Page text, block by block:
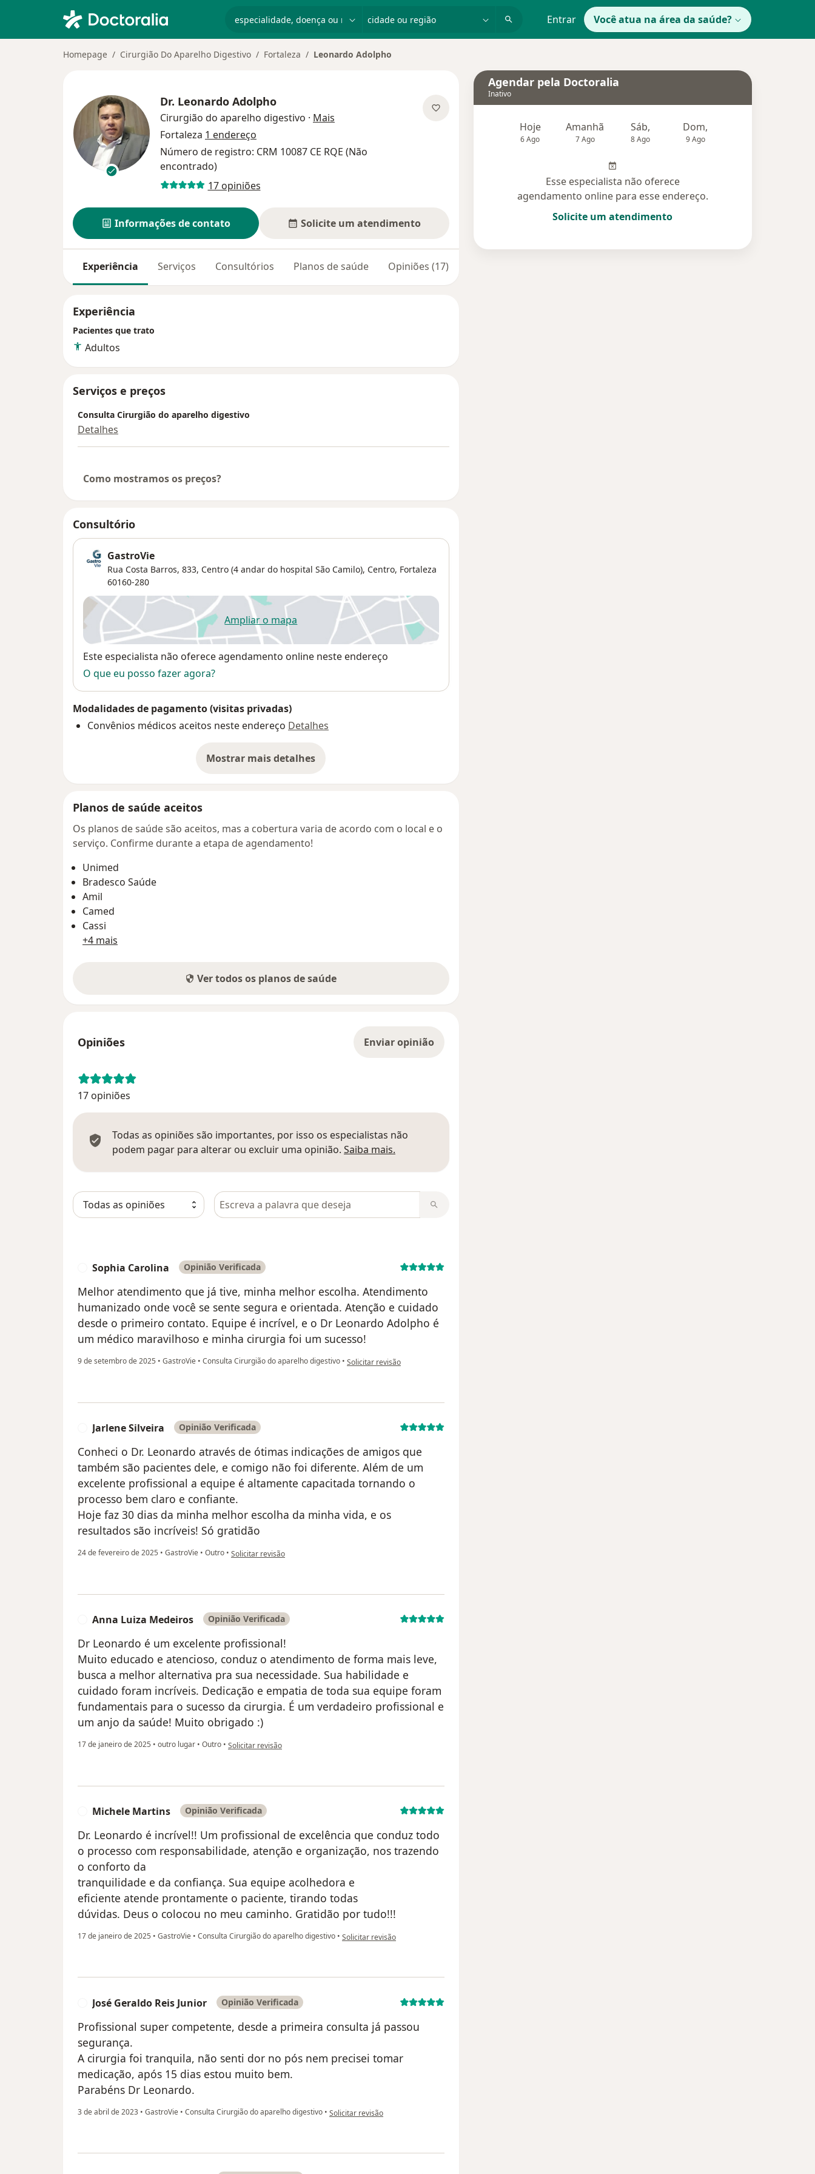
Entrar Você atua na área da saúde?
Homepage Cirurgião Do Aparelho Digestivo Fortaleza Leonardo Adolpho
Dr. Leonardo Adolpho
Cirurgião do aparelho digestivo · Mais
Fortaleza 1 endereço
Número de registro: CRM 10087 CE RQE (Não
encontrado)
17 opiniões
Informações de contato Solicite um atendimento
Experiência Serviços Consultórios Planos de saúde Opiniões (17)
Experiência
Pacientes que trato
Adultos
Serviços e preços
Consulta Cirurgião do aparelho digestivo
Detalhes
Como mostramos os preços?
Consultório
GastroVie
Rua Costa Barros, 833, Centro (4 andar do hospital São Camilo), Centro, Fortaleza
60160-280
Ampliar o mapaabre num novo separador
Disponibilidade
Este especialista não oferece agendamento online neste endereço
O que eu posso fazer agora?
Modalidades de pagamento (visitas privadas)
Convênios médicos aceitos neste endereço Detalhes
Mostrar mais detalhes
sobre o endereço
Planos de saúde aceitos
Os planos de saúde são aceitos, mas a cobertura varia de acordo com o local e o
serviço. Confirme durante a etapa de agendamento!
Unimed
Bradesco Saúde
Amil
Camed
Cassi
+4 mais
Ver todos os planos de saúde
Opiniões Enviar opinião
17 opiniões
Todas as opiniões são importantes, por isso os especialistas não
podem pagar para alterar ou excluir uma opinião. Saiba mais.
Pesquisar em opiniões
Sophia Carolina Opinião Verificada
Melhor atendimento que já tive, minha melhor escolha. Atendimento
humanizado onde você se sente segura e orientada. Atenção e cuidado
desde o primeiro contato. Equipe é incrível, e o Dr Leonardo Adolpho é
um médico maravilhoso e minha cirurgia foi um sucesso!
9 de setembro de 2025 • GastroVie • Consulta Cirurgião do aparelho digestivo • na opinião do utilizador Sophia Carolina
Solicitar revisão
Jarlene Silveira Opinião Verificada
Conheci o Dr. Leonardo através de ótimas indicações de amigos que
também são pacientes dele, e comigo não foi diferente. Além de um
excelente profissional a equipe é altamente capacitada tornando o
processo bem claro e confiante.
Hoje faz 30 dias da minha melhor escolha da minha vida, e os
resultados são incríveis! Só gratidão
24 de fevereiro de 2025 • GastroVie • Outro • na opinião do utilizador Jarlene Silveira
Solicitar revisão
Anna Luiza Medeiros Opinião Verificada
Dr Leonardo é um excelente profissional!
Muito educado e atencioso, conduz o atendimento de forma mais leve,
busca a melhor alternativa pra sua necessidade. Sua habilidade e
cuidado foram incríveis. Dedicação e empatia de toda sua equipe foram
fundamentais para o sucesso da cirurgia. É um verdadeiro profissional e
um anjo da saúde! Muito obrigado :)
17 de janeiro de 2025 • outro lugar • Outro • na opinião do utilizador Anna Luiza Medeiros
Solicitar revisão
Michele Martins Opinião Verificada
Dr. Leonardo é incrível!! Um profissional de excelência que conduz todo
o processo com responsabilidade, atenção e organização, nos trazendo
o conforto da
tranquilidade e da confiança. Sua equipe acolhedora e
eficiente atende prontamente o paciente, tirando todas
dúvidas. Deus o colocou no meu caminho. Gratidão por tudo!!!
17 de janeiro de 2025 • GastroVie • Consulta Cirurgião do aparelho digestivo • na opinião do utilizador Michele Martins
Solicitar revisão
José Geraldo Reis Junior Opinião Verificada
Profissional super competente, desde a primeira consulta já passou
segurança.
A cirurgia foi tranquila, não senti dor no pós nem precisei tomar
medicação, após 15 dias estou muito bem.
Parabéns Dr Leonardo.
3 de abril de 2023 • GastroVie • Consulta Cirurgião do aparelho digestivo • na opinião do utilizador José Geraldo Reis Junior
Solicitar revisão
Agendar pela Doctoralia
Inativo
Hoje
6 Ago
Amanhã
7 Ago
Sáb,
8 Ago
Dom,
9 Ago
Esse especialista não oferece
agendamento online para esse endereço.
Solicite um atendimento